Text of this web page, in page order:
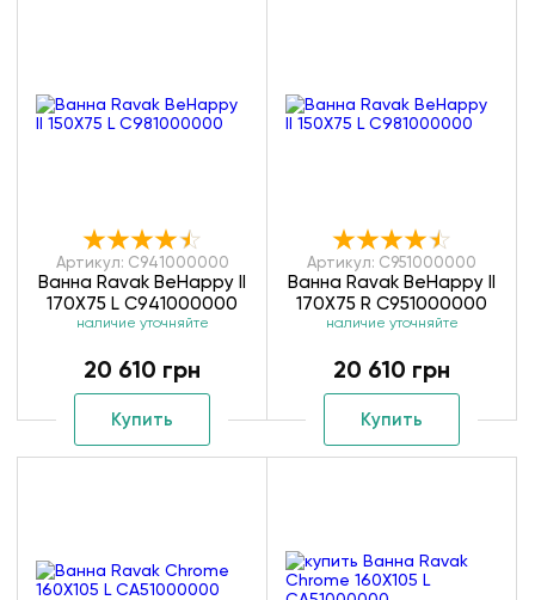
Артикул: C941000000
Ванна Ravak BeHappy II
170X75 L C941000000
наличие уточняйте
20 610 грн
Купить
Артикул: C951000000
Ванна Ravak BeHappy II
170X75 R C951000000
наличие уточняйте
20 610 грн
Купить